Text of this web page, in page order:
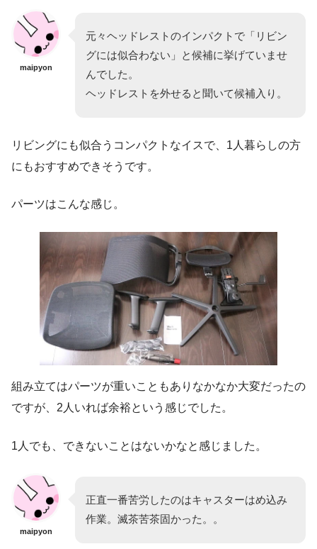
maipyon
元々ヘッドレストのインパクトで「リビン
グには似合わない」と候補に挙げていませ
んでした。
ヘッドレストを外せると聞いて候補入り。
リビングにも似合うコンパクトなイスで、1人暮らしの方
にもおすすめできそうです。
パーツはこんな感じ。
組み立てはパーツが重いこともありなかなか大変だったの
ですが、2人いれば余裕という感じでした。
1人でも、できないことはないかなと感じました。
maipyon
正直一番苦労したのはキャスターはめ込み
作業。滅茶苦茶固かった。。